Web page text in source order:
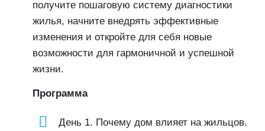
получите пошаговую систему диагностики
жилья, начните внедрять эффективные
изменения и откройте для себя новые
возможности для гармоничной и успешной
жизни.
Программа
День 1. Почему дом влияет на жильцов.